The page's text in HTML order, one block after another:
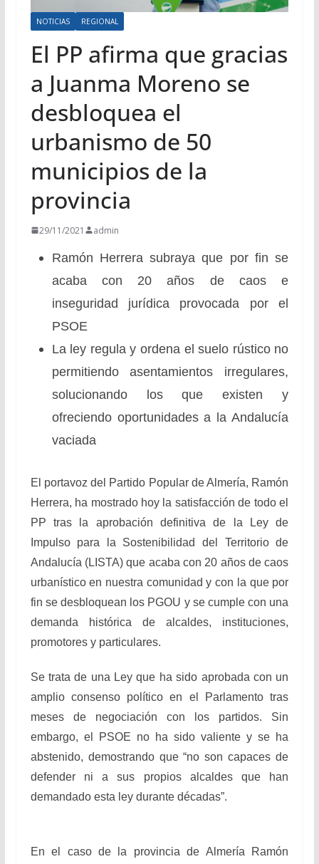
NOTICIAS REGIONAL
El PP afirma que gracias
a Juanma Moreno se
desbloquea el
urbanismo de 50
municipios de la
provincia
29/11/2021 admin
Ramón Herrera subraya que por fin se
acaba con 20 años de caos e
inseguridad jurídica provocada por el
PSOE
La ley regula y ordena el suelo rústico no
permitiendo asentamientos irregulares,
solucionando los que existen y
ofreciendo oportunidades a la Andalucía
vaciada
El portavoz del Partido Popular de Almería, Ramón
Herrera, ha mostrado hoy la satisfacción de todo el
PP tras la aprobación definitiva de la Ley de
Impulso para la Sostenibilidad del Territorio de
Andalucía (LISTA) que acaba con 20 años de caos
urbanístico en nuestra comunidad y con la que por
fin se desbloquean los PGOU y se cumple con una
demanda histórica de alcaldes, instituciones,
promotores y particulares.
Se trata de una Ley que ha sido aprobada con un
amplio consenso político en el Parlamento tras
meses de negociación con los partidos. Sin
embargo, el PSOE no ha sido valiente y se ha
abstenido, demostrando que “no son capaces de
defender ni a sus propios alcaldes que han
demandado esta ley durante décadas”.
En el caso de la provincia de Almería Ramón